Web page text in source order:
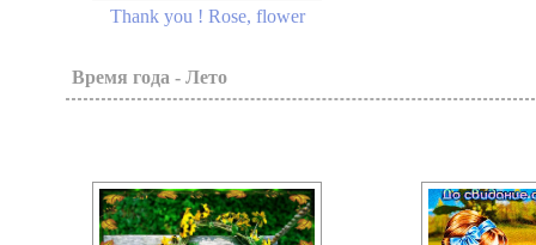
Thank you ! Rose, flower
Время года - Лето